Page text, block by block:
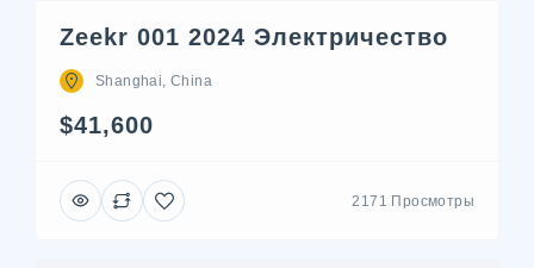
Zeekr 001 2024 Электричество
Shanghai, China
$41,600
2171 Просмотры